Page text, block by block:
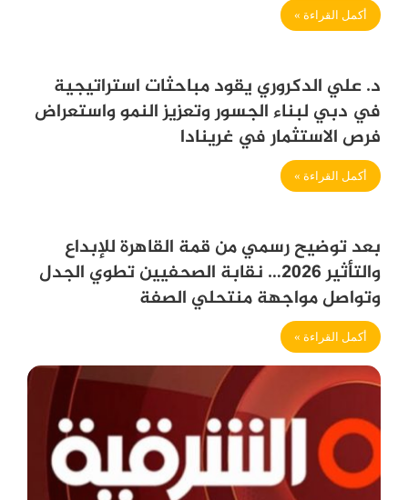
أكمل القراءة »
د. علي الدكروري يقود مباحثات استراتيجية
في دبي لبناء الجسور وتعزيز النمو واستعراض
فرص الاستثمار في غرينادا
أكمل القراءة »
بعد توضيح رسمي من قمة القاهرة للإبداع
والتأثير 2026… نقابة الصحفيين تطوي الجدل
وتواصل مواجهة منتحلي الصفة
أكمل القراءة »